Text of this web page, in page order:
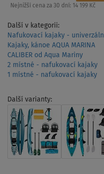
Nejnižší cena za 30 dní: 14 199 Kč
Další v kategorii:
Nafukovací kajaky -
Kajaky, kánoe AQUA MARINA
CALIBER od Aqua Mariny
2 místné - nafukovací kajaky
1 místné - nafukovací kajaky
Další varianty: